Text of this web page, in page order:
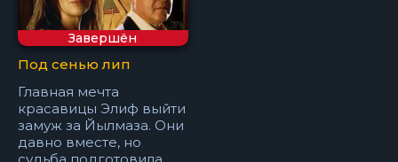
Завершён
Под сенью лип
Главная мечта
красавицы Элиф выйти
замуж за Йылмаза. Они
давно вместе, но